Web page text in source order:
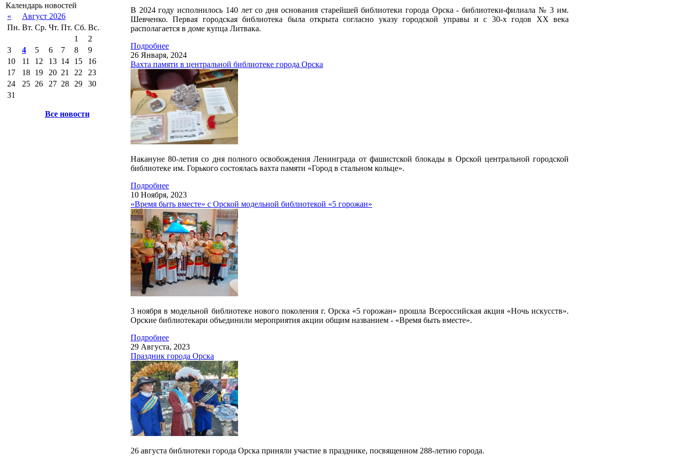
Календарь новостей
«
Август 2026
Пн. Вт. Ср. Чт. Пт. Сб. Вс.
1
2
3
4 5 6 7 8
9
10
11 12 13 14 15
16
17
18 19 20 21 22
23
24
25 26 27 28 29
30
31
Все новости
В 2024 году исполнилось 140 лет со дня основания старейшей библиотеки города Орска - библиотеки-филиала № 3 им.
Шевченко. Первая городская библиотека была открыта согласно указу городской управы и с 30-х годов ХХ века
располагается в доме купца Литвака.
Подробнее
26 Января, 2024
Вахта памяти в центральной библиотеке города Орска
Накануне 80-летия со дня полного освобождения Ленинграда от фашистской блокады в Орской центральной городской
библиотеке им. Горького состоялась вахта памяти «Город в стальном кольце».
Подробнее
10 Ноября, 2023
«Время быть вместе» с Орской модельной библиотекой «5 горожан»
3 ноября в модельной библиотеке нового поколения г. Орска «5 горожан» прошла Всероссийская акция «Ночь искусств».
Орские библиотекари объединили мероприятия акции общим названием - «Время быть вместе».
Подробнее
29 Августа, 2023
Праздник города Орска
26 августа библиотеки города Орска приняли участие в празднике, посвященном 288-летию города.